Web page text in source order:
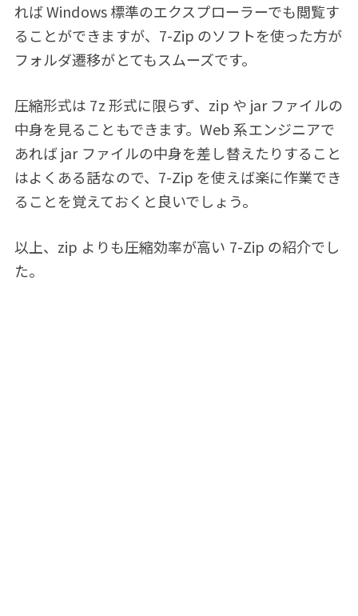
れば Windows 標準のエクスプローラーでも閲覧す
ることができますが、7-Zip のソフトを使った方が
フォルダ遷移がとてもスムーズです。
圧縮形式は 7z 形式に限らず、zip や jar ファイルの
中身を見ることもできます。Web 系エンジニアで
あれば jar ファイルの中身を差し替えたりすること
はよくある話なので、7-Zip を使えば楽に作業でき
ることを覚えておくと良いでしょう。
以上、zip よりも圧縮効率が高い 7-Zip の紹介でし
た。